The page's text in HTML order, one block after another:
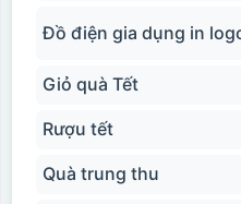
Đồ điện gia dụng in
Giỏ quà Tết
Rượu tết
Quà trung thu